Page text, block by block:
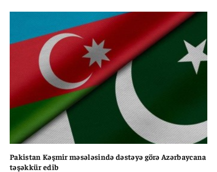
Pakistan Kəşmir məsələsində dəstəyə görə Azərbaycana
təşəkkür edib